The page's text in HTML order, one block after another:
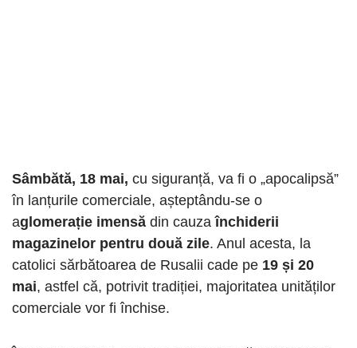
Sâmbătă, 18 mai, cu siguranță, va fi o „apocalipsă”
în lanțurile comerciale, așteptându-se o
aglomerație imensă din cauzaînchiderii
magazinelor pentru două zile. Anul acesta, la
catolici sărbătoarea de Rusalii cade pe 19 și 20
mai, astfel că, potrivit tradiției, majoritatea unităților
comerciale vor fi închise.